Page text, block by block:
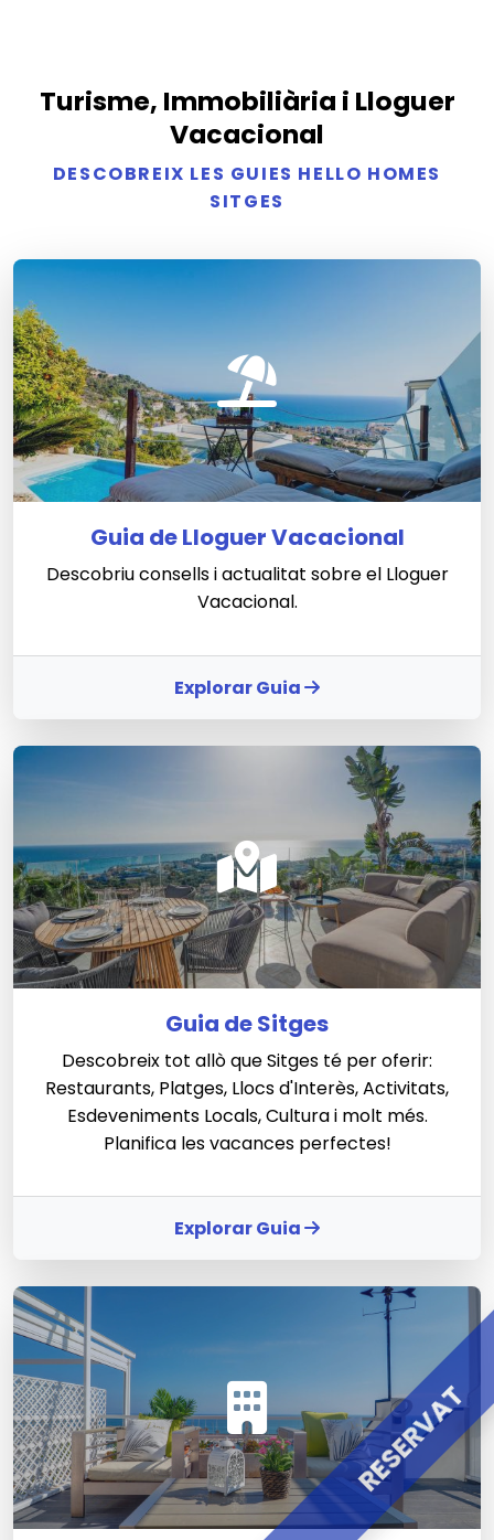
Turisme, Immobiliària i Lloguer
Vacacional
DESCOBREIX LES GUIES HELLO HOMES
SITGES
Guia de Lloguer Vacacional
Descobriu consells i actualitat sobre el Lloguer
Vacacional.
Explorar Guia
Guia de Sitges
Descobreix tot allò que Sitges té per oferir:
Restaurants, Platges, Llocs d'Interès, Activitats,
Esdeveniments Locals, Cultura i molt més.
Planifica les vacances perfectes!
Explorar Guia
RESERVAT